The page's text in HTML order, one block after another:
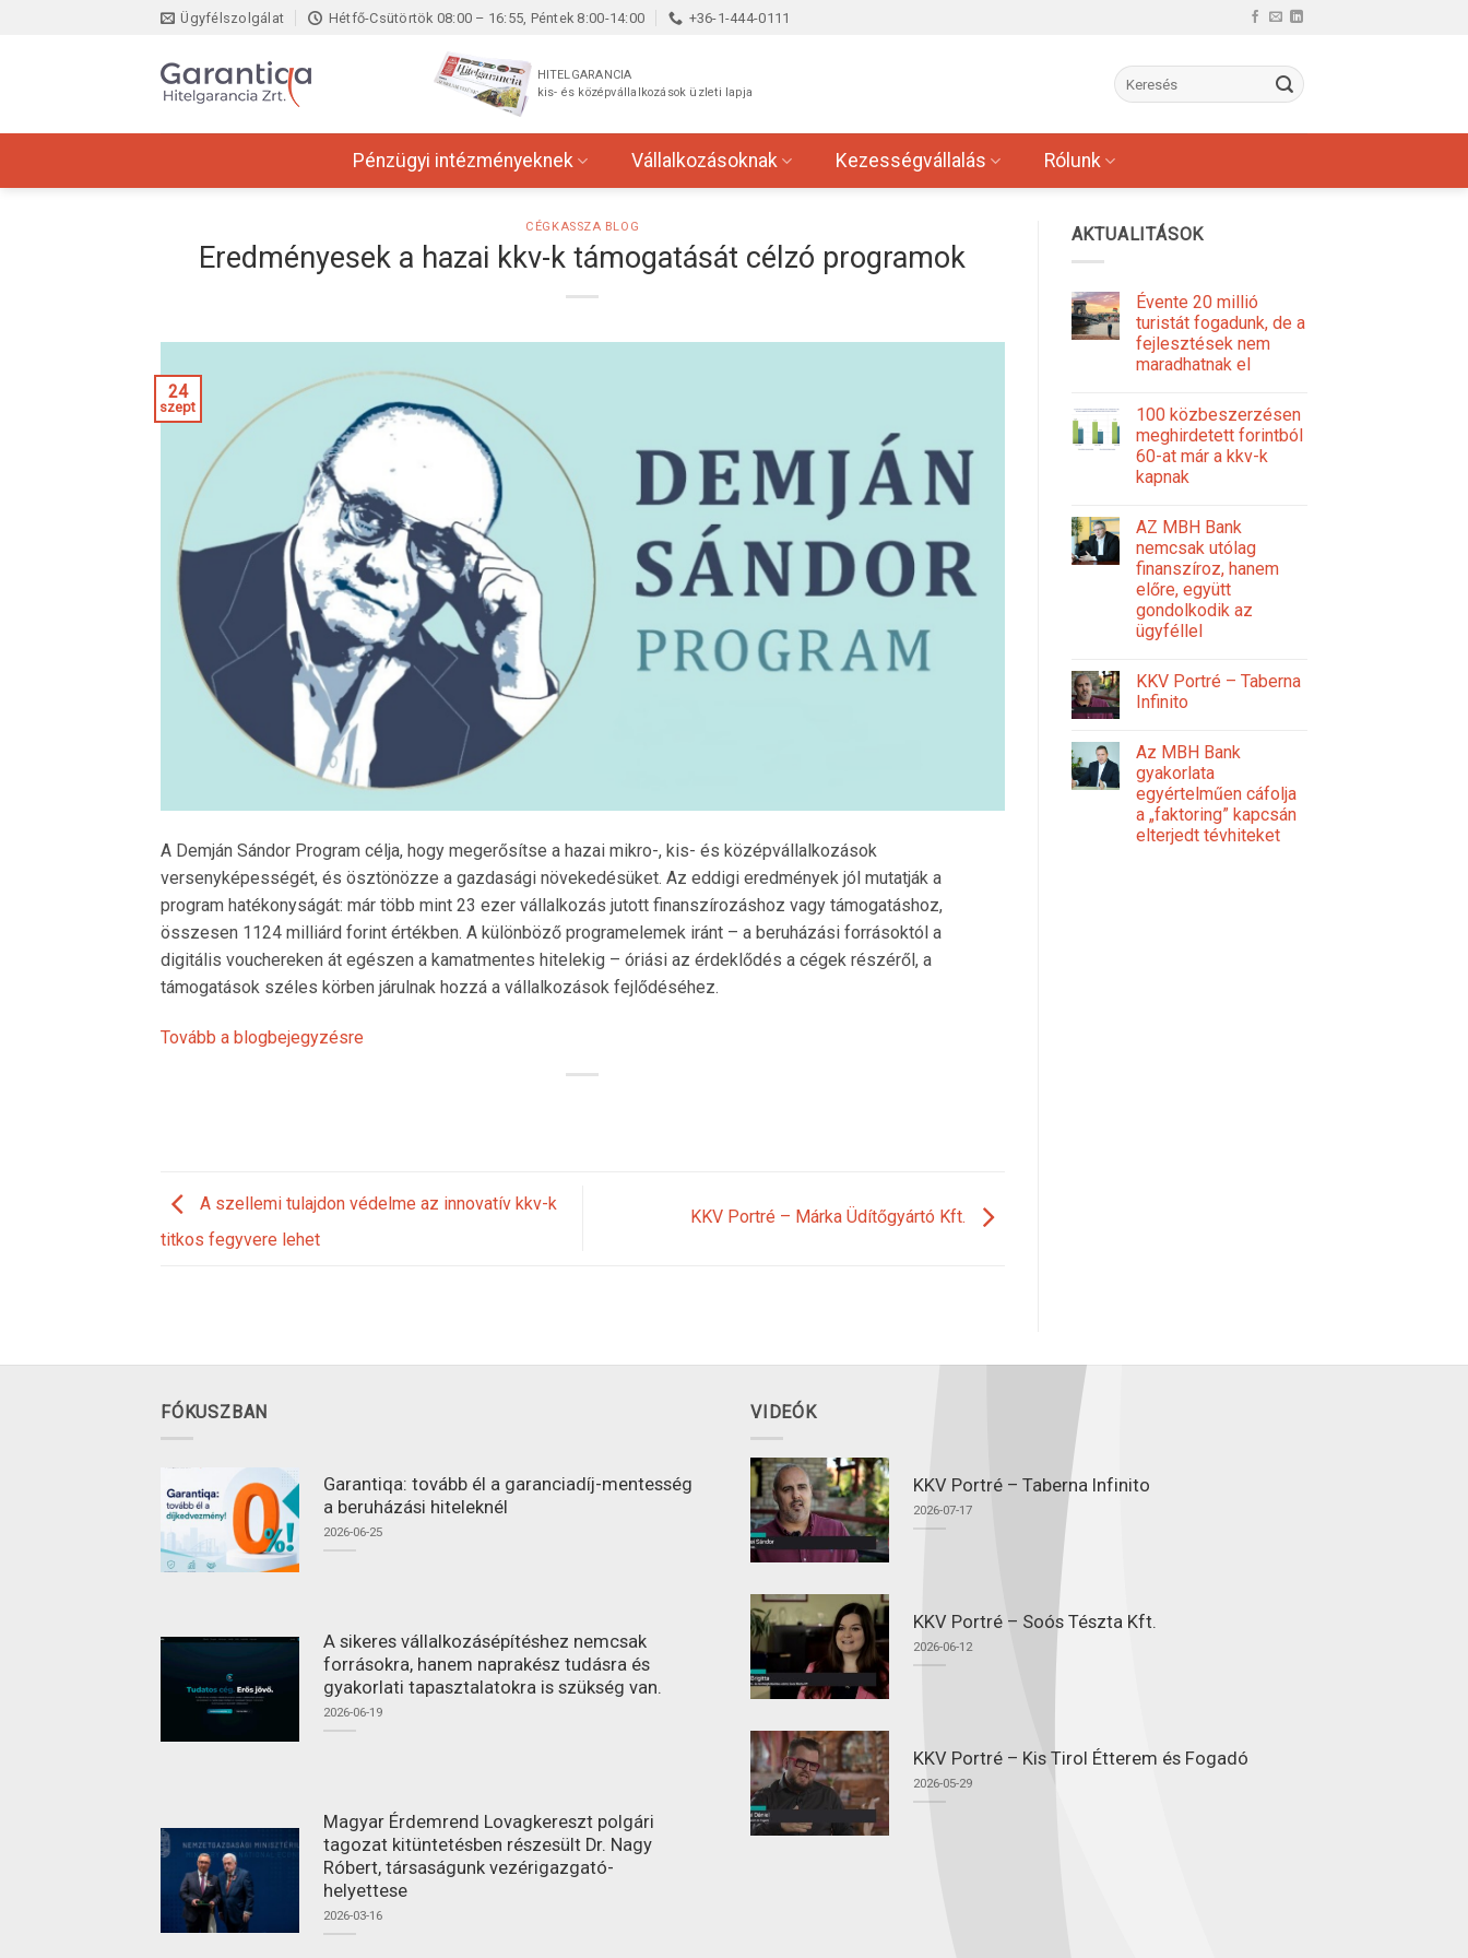
Ügyfélszolgálat Hétfő-Csütörtök 08:00 – 16:55, Péntek 8:00-14:00 +36-1-444-0111
HITELGARANCIA
kis- és középvállalkozások üzleti lapja
Pénzügyi intézményeknek Vállalkozásoknak Kezességvállalás Rólunk
CÉGKASSZA BLOG
Eredményesek a hazai kkv-k támogatását célzó programok
24
szept
A Demján Sándor Program célja, hogy megerősítse a hazai mikro-, kis- és középvállalkozások
versenyképességét, és ösztönözze a gazdasági növekedésüket. Az eddigi eredmények jól mutatják a
program hatékonyságát: már több mint 23 ezer vállalkozás jutott finanszírozáshoz vagy támogatáshoz,
összesen 1124 milliárd forint értékben. A különböző programelemek iránt – a beruházási forrásoktól a
digitális vouchereken át egészen a kamatmentes hitelekig – óriási az érdeklődés a cégek részéről, a
támogatások széles körben járulnak hozzá a vállalkozások fejlődéséhez.
Tovább a blogbejegyzésre
A szellemi tulajdon védelme az innovatív kkv-k
titkos fegyvere lehet
KKV Portré – Márka Üdítőgyártó Kft.
AKTUALITÁSOK
Évente 20 millió
turistát fogadunk, de a
fejlesztések nem
maradhatnak el
100 közbeszerzésen
meghirdetett forintból
60-at már a kkv-k
kapnak
AZ MBH Bank
nemcsak utólag
finanszíroz, hanem
előre, együtt
gondolkodik az
ügyféllel
KKV Portré – Taberna
Infinito
Az MBH Bank
gyakorlata
egyértelműen cáfolja
a „faktoring” kapcsán
elterjedt tévhiteket
FÓKUSZBAN
Garantiqa: tovább él a garanciadíj-mentesség
a beruházási hiteleknél
2026-06-25
A sikeres vállalkozásépítéshez nemcsak
forrásokra, hanem naprakész tudásra és
gyakorlati tapasztalatokra is szükség van.
2026-06-19
Magyar Érdemrend Lovagkereszt polgári
tagozat kitüntetésben részesült Dr. Nagy
Róbert, társaságunk vezérigazgató-
helyettese
2026-03-16
VIDEÓK
KKV Portré – Taberna Infinito
2026-07-17
KKV Portré – Soós Tészta Kft.
2026-06-12
KKV Portré – Kis Tirol Étterem és Fogadó
2026-05-29